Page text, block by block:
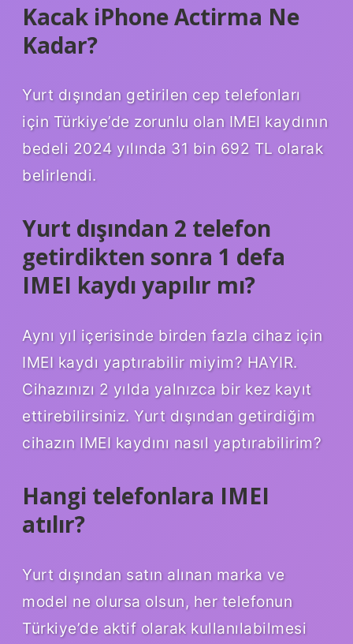
Kacak iPhone Actirma Ne
Kadar?
Yurt dışından getirilen cep telefonları
için Türkiye’de zorunlu olan IMEI kaydının
bedeli 2024 yılında 31 bin 692 TL olarak
belirlendi.
Yurt dışından 2 telefon
getirdikten sonra 1 defa
IMEI kaydı yapılır mı?
Aynı yıl içerisinde birden fazla cihaz için
IMEI kaydı yaptırabilir miyim? HAYIR.
Cihazınızı 2 yılda yalnızca bir kez kayıt
ettirebilirsiniz. Yurt dışından getirdiğim
cihazın IMEI kaydını nasıl yaptırabilirim?
Hangi telefonlara IMEI
atılır?
Yurt dışından satın alınan marka ve
model ne olursa olsun, her telefonun
Türkiye’de aktif olarak kullanılabilmesi